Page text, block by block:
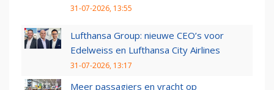
31-07-2026, 13:55
Lufthansa Group: nieuwe CEO’s voor
Edelweiss en Lufthansa City Airlines
31-07-2026, 13:17
Meer passagiers en vracht op